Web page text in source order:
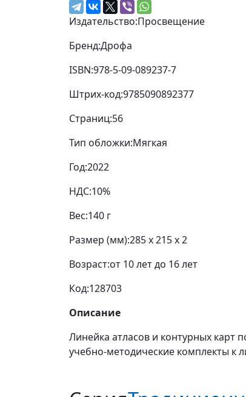
Издательство:Просвещение
Бренд:Дрофа
ISBN:978-5-09-089237-7
Штрих-код:9785090892377
Страниц:56
Тип обложки:Мягкая
Год:2022
НДС:10%
Вес:140 г
Размер (мм):285 x 215 x 2
Возраст:от 10 лет до 16 лет
Код:128703
Описание
Линейка атласов и контурных карт
учебно-методические комплекты к